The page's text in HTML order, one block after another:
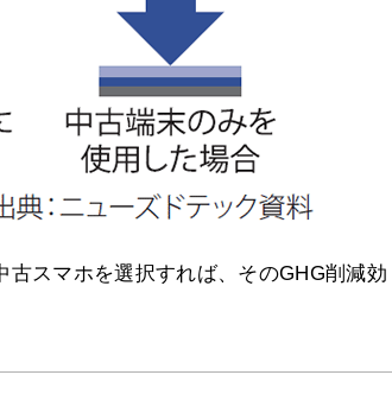
スマホを選択すれば、そのGHG削減効